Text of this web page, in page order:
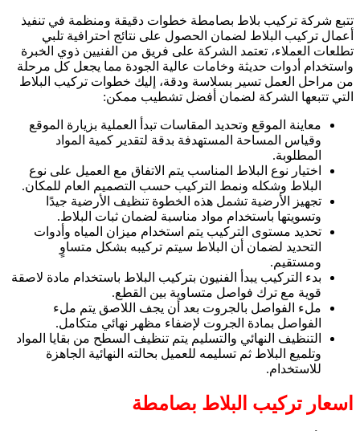
تتبع شركة تركيب بلاط بصامطة خطوات دقيقة ومنظمة في تنفيذ
أعمال تركيب البلاط لضمان الحصول على نتائج احترافية تلبي
تطلعات العملاء، تعتمد الشركة على فريق من الفنيين ذوي الخبرة
واستخدام أدوات حديثة وخامات عالية الجودة مما يجعل كل مرحلة
من مراحل العمل تسير بسلاسة ودقة، إليك خطوات تركيب البلاط
التي تتبعها الشركة لضمان أفضل تشطيب ممكن:
معاينة الموقع وتحديد المقاسات تبدأ العملية بزيارة الموقع
وقياس المساحة المستهدفة بدقة لتقدير كمية المواد
المطلوبة.
اختيار نوع البلاط المناسب يتم الاتفاق مع العميل على نوع
البلاط وشكله ونمط التركيب حسب التصميم العام للمكان.
تجهيز الأرضية تشمل هذه الخطوة تنظيف الأرضية جيدًا
وتسويتها باستخدام مواد مناسبة لضمان ثبات البلاط.
تحديد مستوى التركيب يتم استخدام ميزان المياه وأدوات
التحديد لضمان أن البلاط سيتم تركيبه بشكل متساوٍ
ومستقيم.
بدء التركيب يبدأ الفنيون بتركيب البلاط باستخدام مادة لاصقة
قوية مع ترك فواصل متساوية بين القطع.
ملء الفواصل بالجروت بعد أن يجف اللاصق يتم ملء
الفواصل بمادة الجروت لإضفاء مظهر نهائي متكامل.
التنظيف النهائي والتسليم يتم تنظيف السطح من بقايا المواد
وتلميع البلاط ثم تسليمه للعميل بحالته النهائية الجاهزة
للاستخدام.
اسعار تركيب البلاط بصامطة